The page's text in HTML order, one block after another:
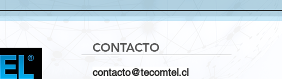
SISTEMA LIVEU PARA LA
MUNDIAL DE CICLISMO
UCI
SU PRESENCIA EN LA
CONTACTO
contacto@tecomtel.cl